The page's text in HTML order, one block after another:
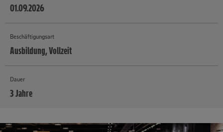
01.09.2026
Beschäftigungsart
Ausbildung, Vollzeit
Dauer
3 Jahre